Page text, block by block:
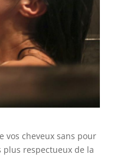
vos cheveux sans pour
respectueux de la